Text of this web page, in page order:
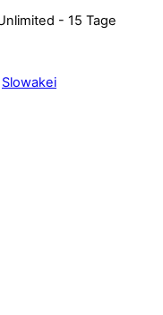
- 15 Tage
Slowakei